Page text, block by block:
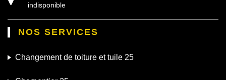
indisponible
NOS SERVICES
Changement de toiture et tuile 25